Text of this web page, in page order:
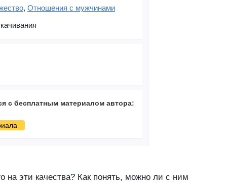
, Отношения с мужчинами
с бесплатным материалом автора:
на эти качества? Как понять, можно ли с ним